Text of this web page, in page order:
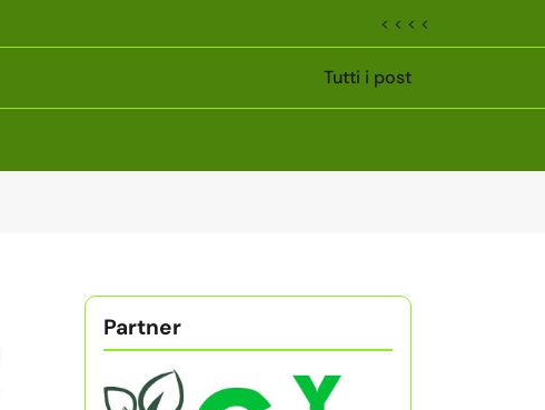
< < < <
Tutti i post
Partner